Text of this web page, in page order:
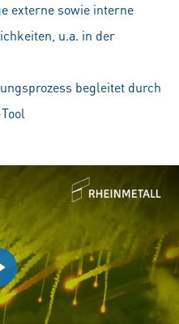
externe sowie interne
u.a. in der
begleitet durch